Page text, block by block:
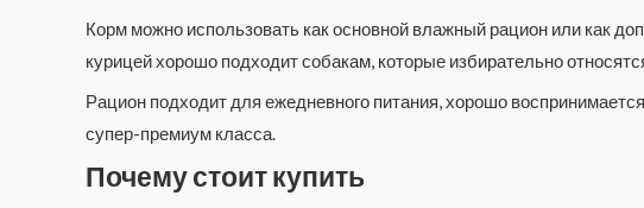
Корм можно использовать как основной влажный рацион или как
курицей хорошо подходит собакам, которые избирательно
Рацион подходит для ежедневного питания, хорошо
супер-премиум класса.
Почему стоит купить